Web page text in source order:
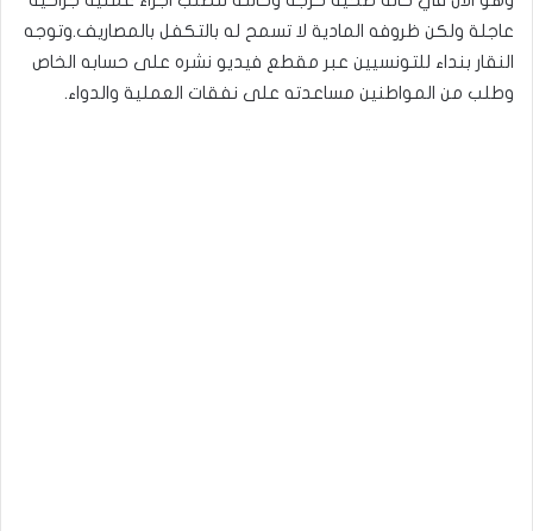
عاجلة ولكن ظروفه المادية لا تسمح له بالتكفل بالمصاريف.وتوجه
النقار بنداء للتونسيين عبر مقطع فيديو نشره على حسابه الخاص
وطلب من المواطنين مساعدته على نفقات العملية والدواء.